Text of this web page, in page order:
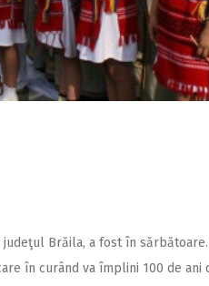
judeţul Brăila, a fost în
în curând va împlini 100 de ani